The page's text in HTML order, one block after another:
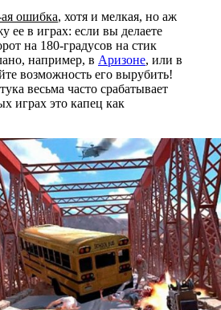
ошибка, хотя и мелкая, но аж
ее в играх: если вы делаете
на 180-градусов на стик
например, в Аризоне, или в
возможность его вырубить!
весьма часто срабатывает
играх это капец как